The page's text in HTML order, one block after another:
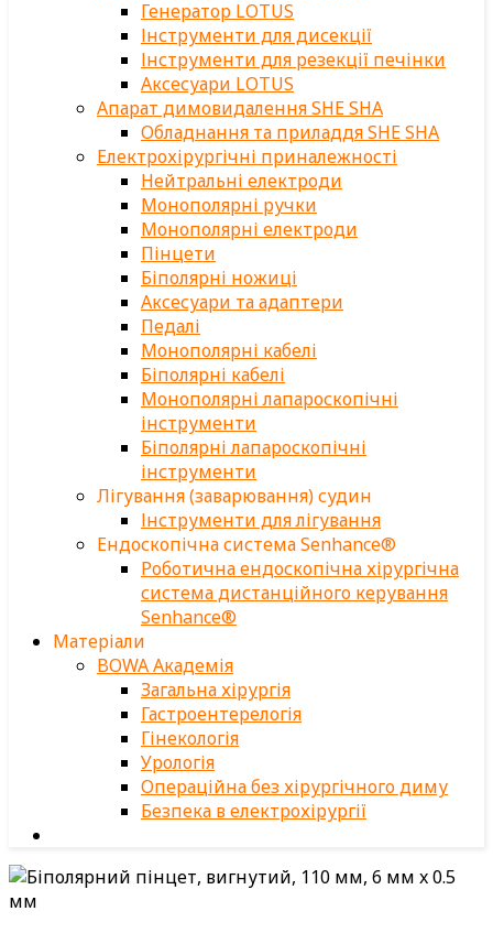
Генератор LOTUS
Інструменти для дисекції
Інструменти для резекції печінки
Аксесуари LOTUS
Апарат димовидалення SHE SHA
Обладнання та приладдя SHE SHA
Електрохірургічні приналежності
Нейтральні електроди
Монополярні ручки
Монополярні електроди
Пінцети
Біполярні ножиці
Аксесуари та адаптери
Педалі
Монополярні кабелі
Біполярні кабелі
Монополярні лапароскопічні
інструменти
Біполярні лапароскопічні
інструменти
Лігування (заварювання) судин
Інструменти для лігування
Ендоскопічна система Senhance®
Роботична ендоскопічна хірургічна
система дистанційного керування
Senhance®
Матеріали
BOWA Академія
Загальна хірургія
Гастроентерелогія
Гінекологія
Урологія
Операційна без хірургічного диму
Безпека в електрохірургії